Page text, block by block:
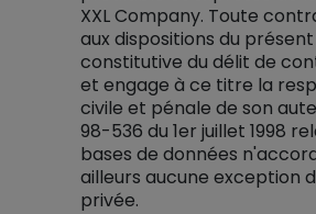
XXL Company. Toute
aux dispositions du
constitutive du délit de
et engage à ce titre la
civile et pénale de son
98-536 du 1er juillet 1998
bases de données
ailleurs aucune exception
privée.